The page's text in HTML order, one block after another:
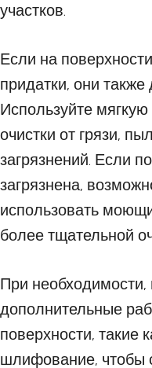
участков.
Если на
придатки, они
Используйте
очистки от грязи,
загрязнений. Если
загрязнена,
использовать
более тщательной
При
дополнительные
поверхности, такие
шлифование, чтобы